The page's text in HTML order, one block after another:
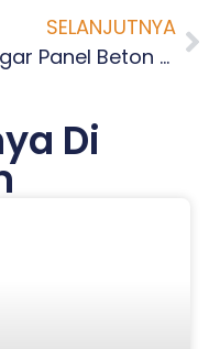
SELANJUTNYA
Pagar Panel Beton Terdekat Cipare Kota Serang
Di